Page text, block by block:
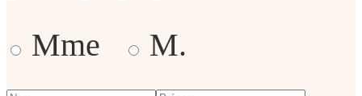
Mme M.